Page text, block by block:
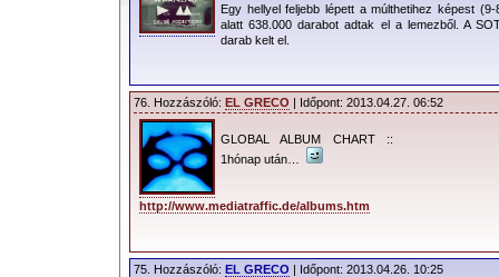
Egy hellyel feljebb lépett a múlthetihez képest
alatt 638.000 darabot adtak el a lemezből. A
darab kelt el.
76. Hozzászóló: EL GRECO | Időpont: 2013.04.27. 06:52
GLOBAL ALBUM CHART ::
1hónap után…
http://www.mediatraffic.de/albums.htm
75. Hozzászóló: EL GRECO | Időpont: 2013.04.26. 10:25